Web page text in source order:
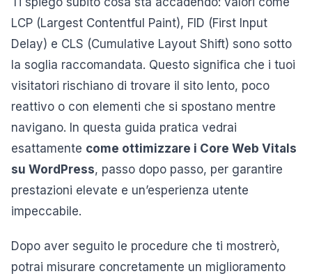
LCP (Largest Contentful Paint), FID (First Input
Delay) e CLS (Cumulative Layout Shift) sono sotto
la soglia raccomandata. Questo significa che i tuoi
visitatori rischiano di trovare il sito lento, poco
reattivo o con elementi che si spostano mentre
navigano. In questa guida pratica vedrai
esattamente come ottimizzare i Core Web Vitals
su WordPress, passo dopo passo, per garantire
prestazioni elevate e un’esperienza utente
impeccabile.
Dopo aver seguito le procedure che ti mostrerò,
potrai misurare concretamente un miglioramento